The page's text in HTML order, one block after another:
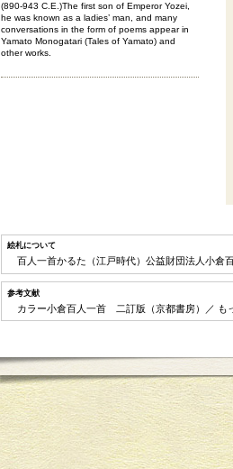
(890-943 C.E.)The first son of Emperor Yozei,
he was known as a ladies’ man, and many
conversations in the form of poems appear in
Yamato Monogatari (Tales of Yamato) and
other works.
絵札について
百人一首かるた（江戸時代）公益財団法人
参考文献
カラー小倉百人一首 二訂版（京都書房）／ も